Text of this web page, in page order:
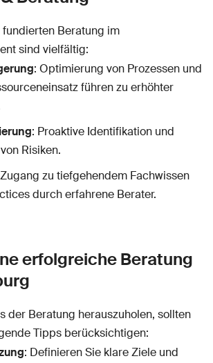
fundierten Beratung im
sind vielfältig:
: Optimierung von Prozessen und
führen zu erhöhter
: Proaktive Identifikation und
Risiken.
zu tiefgehendem Fachwissen
durch erfahrene Berater.
erfolgreiche Beratung
der Beratung herauszuholen, sollten
Tipps berücksichtigen:
: Definieren Sie klare Ziele und